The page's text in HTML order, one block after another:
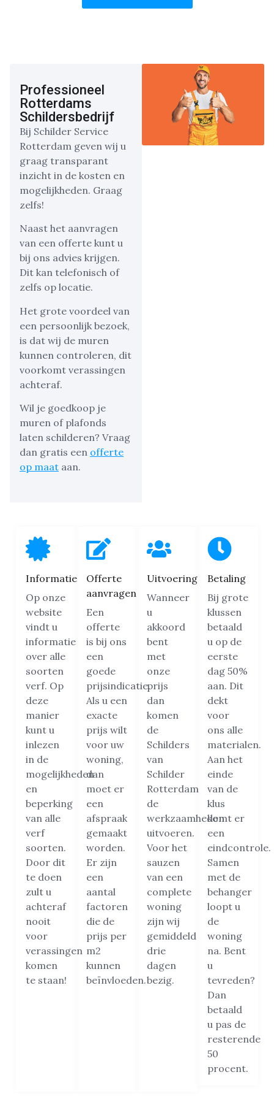
Professioneel
Rotterdams
Schildersbedrijf
Bij Schilder Service
Rotterdam geven wij u
graag transparant
inzicht in de kosten en
mogelijkheden. Graag
zelfs!
Naast het aanvragen
van een offerte kunt u
bij ons advies krijgen.
Dit kan telefonisch of
zelfs op locatie.
Het grote voordeel van
een persoonlijk bezoek,
is dat wij de muren
kunnen controleren, dit
voorkomt verassingen
achteraf.
Wil je goedkoop je
muren of plafonds
laten schilderen? Vraag
dan gratis een offerte
op maat aan.
Informatie
Op onze
website
vindt u
informatie
over alle
soorten
verf. Op
deze
manier
kunt u
inlezen
in de
mogelijkheden
en
beperking
van alle
verf
soorten.
Door dit
te doen
zult u
achteraf
nooit
voor
verassingen
komen
te staan!
Offerte
aanvragen
Een
offerte
is bij ons
een
goede
prijsindicatie.
Als u een
exacte
prijs wilt
voor uw
woning,
dan
moet er
een
afspraak
gemaakt
worden.
Er zijn
een
aantal
factoren
die de
prijs per
m2
kunnen
beïnvloeden.
Uitvoering
Wanneer
u
akkoord
bent
met
onze
prijs
dan
komen
de
Schilders
van
Schilder
Rotterdam
de
werkzaamheden
uitvoeren.
Voor het
sauzen
van een
complete
woning
zijn wij
gemiddeld
drie
dagen
bezig.
Betaling
Bij grote
klussen
betaald
u op de
eerste
dag 50%
aan. Dit
dekt
voor
ons alle
materialen.
Aan het
einde
van de
klus
komt er
een
eindcontrole.
Samen
met de
behanger
loopt u
de
woning
na. Bent
u
tevreden?
Dan
betaald
u pas de
resterende
50
procent.